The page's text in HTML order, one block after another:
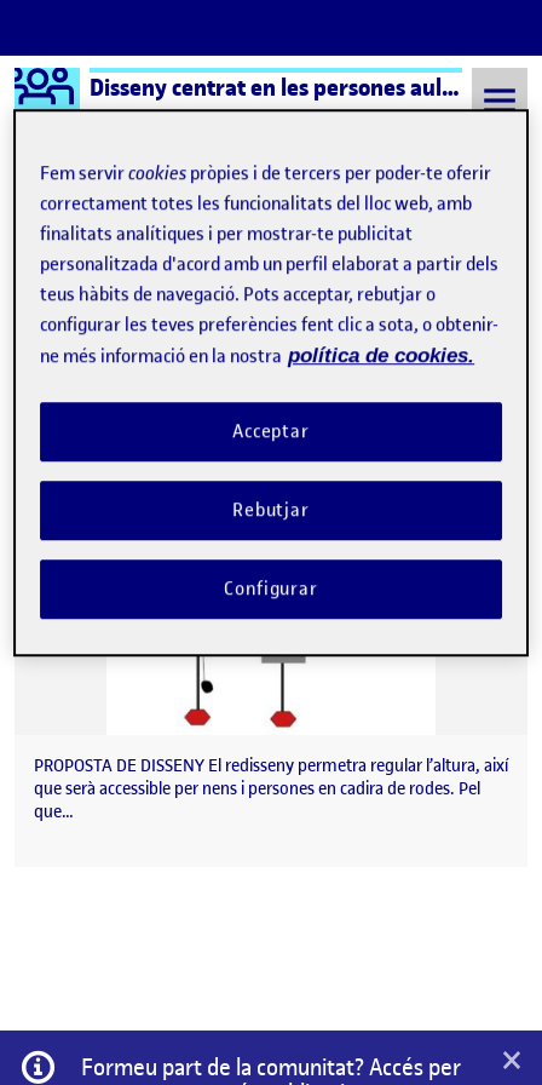
Saltar al contingut
Logo Ágora Disseny centrat en les persones aula 2
Semestre 20212 - Aula 2 cultura
cultura
PRÀCTICA 2: INTERACCIÓ I OBJECTE (2)
Publicat per
Marta Font Sabaté
Data de publicació2 juny, 2022 6:25 pm
comentariel PRÀCTICA 2: INTERACCIÓ I
PROPOSTA DE DISSENY El redisseny permetra regular l’altura, així
que serà accessible per nens i persones en cadira de rodes. Pel
que…
Informació
Formeu part de la comunitat? Accés per
×
Fem servircookies pròpies i de tercers per poder-te oferir
correctament totes les funcionalitats del lloc web, amb
finalitats analítiques i per mostrar-te publicitat
personalitzada d'acord amb un perfil elaborat a partir dels
teus hàbits de navegació. Pots acceptar, rebutjar o
configurar les teves preferències fent clic a sota, o obtenir-
ne més informació en la nostra política de cookies.
Rebutjar
Acceptar
Configurar